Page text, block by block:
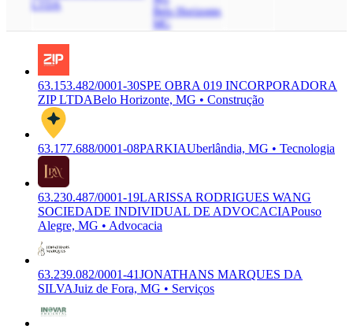
Belo Horizonte,
MG
63.153.482/0001-30SPE OBRA 019 INCORPORADORA
ZIP LTDABelo Horizonte, MG • Construção
63.177.688/0001-08PARKIAUberlândia, MG • Tecnologia
63.230.487/0001-19LARISSA RODRIGUES WANG
SOCIEDADE INDIVIDUAL DE ADVOCACIAPouso
Alegre, MG • Advocacia
63.239.082/0001-41JONATHANS MARQUES DA
SILVAJuiz de Fora, MG • Serviços